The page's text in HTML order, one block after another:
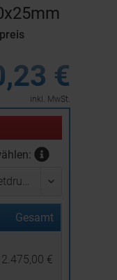
€
inkl. MwSt.
Gesamt
2.475,00 €